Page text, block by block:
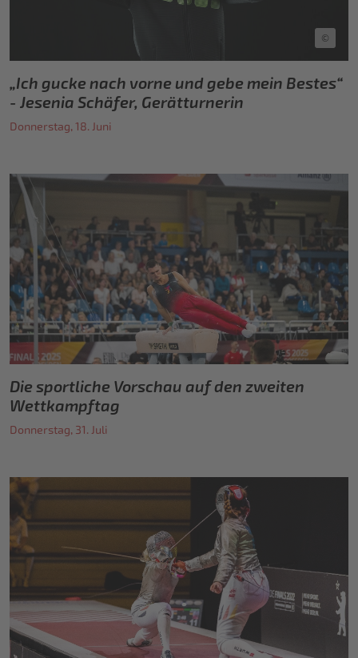
©
„Ich gucke nach vorne und gebe mein Bestes“
- Jesenia Schäfer, Gerätturnerin
Donnerstag, 18. Juni
Die sportliche Vorschau auf den zweiten
Wettkampftag
Donnerstag, 31. Juli